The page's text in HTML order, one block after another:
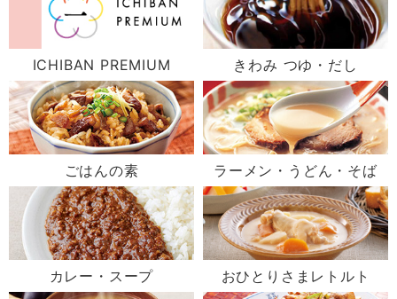
ICHIBAN PREMIUM きわみ つゆ・だし
ごはんの素 ラーメン・うどん・そば
カレー・スープ おひとりさまレトルト